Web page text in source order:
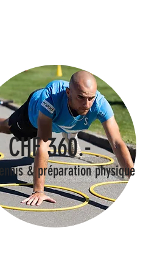
CHF 360.-
& préparation physique